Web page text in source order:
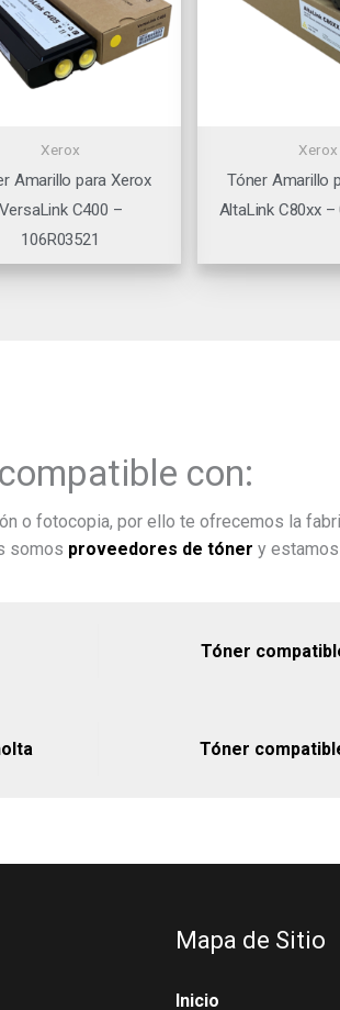
Xerox
Amarillo para Xerox
VersaLink C400 –
106R03521
Xerox
Tóner Amarillo
AltaLink C80xx –
compatible con:
o fotocopia, por ello te ofrecemos la
somos proveedores de tóner y
Tóner
Tóner
Mapa de Sitio
Inicio